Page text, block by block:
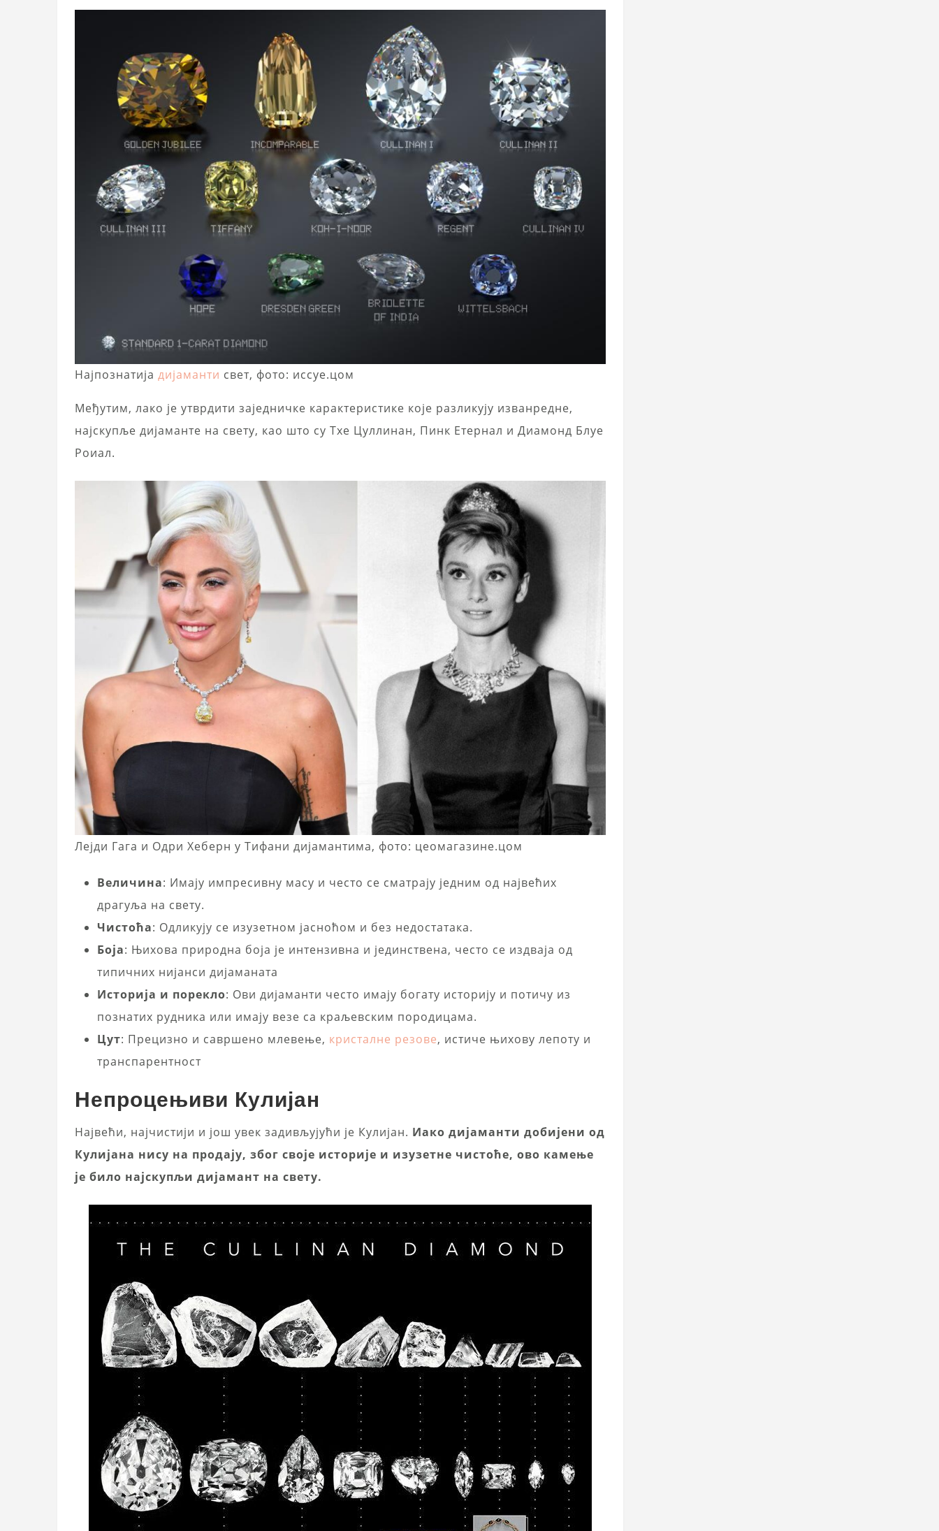
Најпознатија дијаманти свет, фото: иссуе.цом
Међутим, лако је утврдити заједничке карактеристике које разликују изванредне,
најскупље дијаманте на свету, као што су Тхе Цуллинан, Пинк Етернал и Диамонд Блуе
Роиал.
Лејди Гага и Одри Хеберн у Тифани дијамантима, фото: цеомагазине.цом
Величина: Имају импресивну масу и често се сматрају једним од највећих
драгуља на свету.
Чистоћа: Одликују се изузетном јасноћом и без недостатака.
Боја: Њихова природна боја је интензивна и јединствена, често се издваја од
типичних нијанси дијаманата
Историја и порекло: Ови дијаманти често имају богату историју и потичу из
познатих рудника или имају везе са краљевским породицама.
Цут: Прецизно и савршено млевење, кристалне резове, истиче њихову лепоту и
транспарентност
Непроцењиви Кулијан
Највећи, најчистији и још увек задивљујући је Кулијан. Иако дијаманти добијени од
Кулијана нису на продају, због своје историје и изузетне чистоће, ово камење
је било најскупљи дијамант на свету.